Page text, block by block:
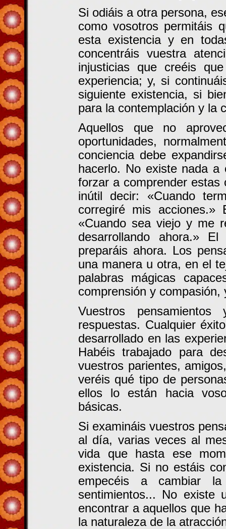
Si odiáis a otra persona,
como vosotros permitáis
esta existencia y en
concentráis vuestra
injusticias que creéis
experiencia; y, si
siguiente existencia, si
para la contemplación y la
Aquellos que no
oportunidades,
conciencia debe
hacerlo. No existe nada a
forzar a comprender
inútil decir: «Cuando
corregiré mis
«Cuando sea viejo y me
desarrollando ahora.»
preparáis ahora. Los
una manera u otra, en el
palabras mágicas
comprensión y
Vuestros
respuestas. Cualquier
desarrollado en las
Habéis trabajado para
vuestros parientes,
veréis qué tipo de
ellos lo están hacia
básicas.
Si examináis vuestros
al día, varias veces al
vida que hasta ese
existencia. Si no estáis
empecéis a cambiar
sentimientos... No existe
encontrar a aquellos que
la naturaleza de la